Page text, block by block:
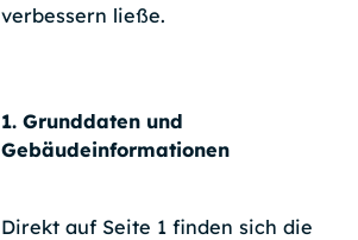
verbessern ließe.
1. Grunddaten und
Gebäudeinformationen
Direkt auf Seite 1 finden sich die